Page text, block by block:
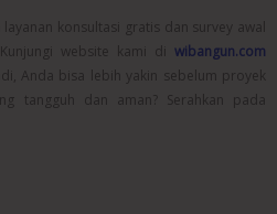
konsultasi gratis dan survey awal
website kami di wibangun.com
Anda bisa lebih yakin sebelum proyek
tangguh dan aman? Serahkan pada